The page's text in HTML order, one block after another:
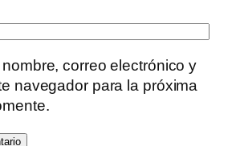
correo electrónico y
navegador para la próxima